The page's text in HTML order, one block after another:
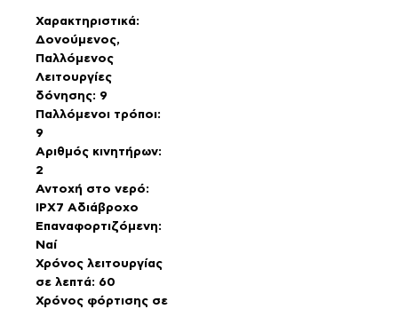
Χαρακτηριστικά:
Δονούμενος,
Παλλόμενος
Λειτουργίες
δόνησης: 9
Παλλόμενοι τρόποι:
9
Αριθμός κινητήρων:
2
Αντοχή στο νερό:
IPX7 Αδιάβροχο
Επαναφορτιζόμενη:
Ναί
Χρόνος λειτουργίας
σε λεπτά: 60
Χρόνος φόρτισης σε